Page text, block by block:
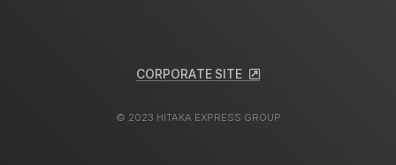
CORPORATE SITE
CORPORATESITE
© 2023 HITAKA EXPRESS GROUP